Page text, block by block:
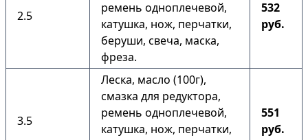
2.5
ремень одноплечевой,
катушка, нож, перчатки,
беруши, свеча, маска,
фреза.
532
руб.
3.5
Леска, масло (100г),
смазка для редуктора,
ремень одноплечевой,
катушка, нож, перчатки,
551
руб.